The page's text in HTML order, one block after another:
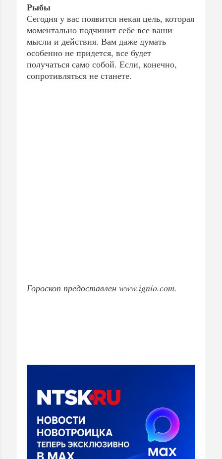
Рыбы
Сегодня у вас появится некая цель, которая
моментально подчинит себе все ваши
мысли и действия. Вам даже думать
особенно не придется, все будет
получаться само собой. Если, конечно,
сопротивляться не станете.
Гороскоп предоставлен www.ignio.com.